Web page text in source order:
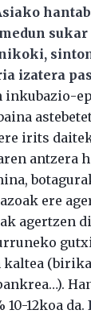
izatera
irits
antzera
ere
agertzen
kaltea
12koa da.